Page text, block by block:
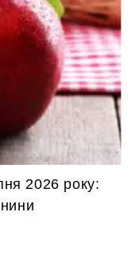
2026 року: